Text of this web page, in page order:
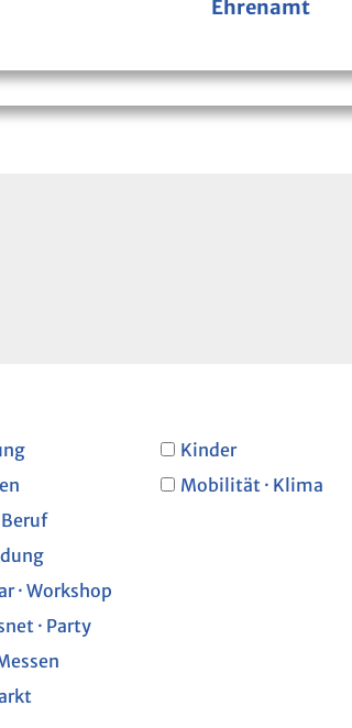
Ehrenamt
Kinder
· Workshop
· Party
Mobilität · Klima